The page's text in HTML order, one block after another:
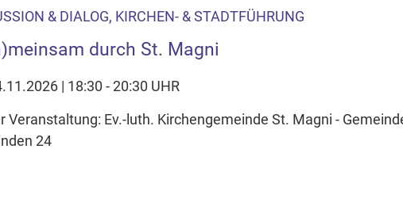
& DIALOG, KIRCHEN- & STADTFÜHRUNG
durch St. Magni
| 18:30 - 20:30 UHR
Veranstaltung: Ev.-luth. Kirchengemeinde St. Magni -
24